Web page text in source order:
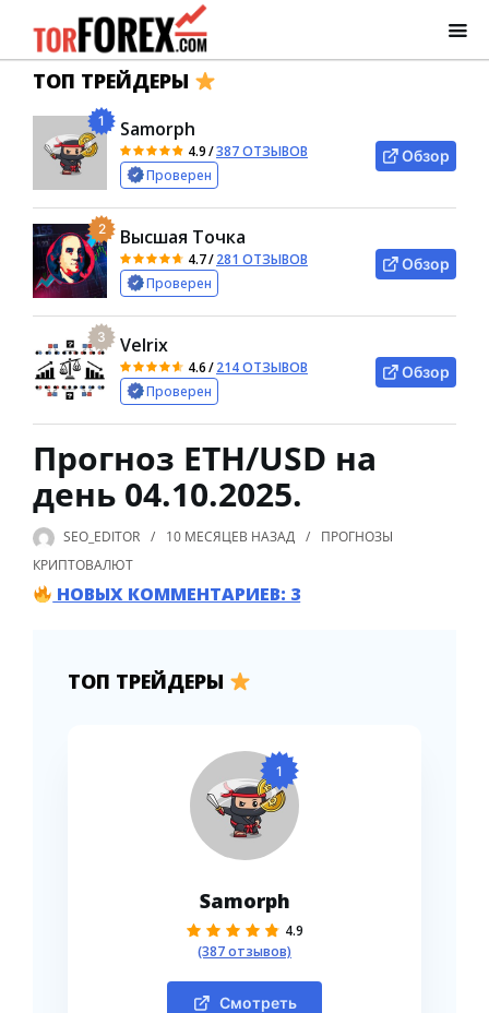
ТОП ТРЕЙДЕРЫ
1 Samorph
4.9/387 ОТЗЫВОВ
Проверен
Обзор
2 Высшая Точка
4.7/281 ОТЗЫВОВ
Проверен
Обзор
3 Velrix
4.6/214 ОТЗЫВОВ
Проверен
Обзор
Прогноз ETH/USD на
день 04.10.2025.
SEO_EDITOR 10 МЕСЯЦЕВ НАЗАД
ПРОГНОЗЫ
КРИПТОВАЛЮТ
НОВЫХ КОММЕНТАРИЕВ: 3
ТОП ТРЕЙДЕРЫ
1
Samorph
4.9
(387 отзывов)
Смотреть